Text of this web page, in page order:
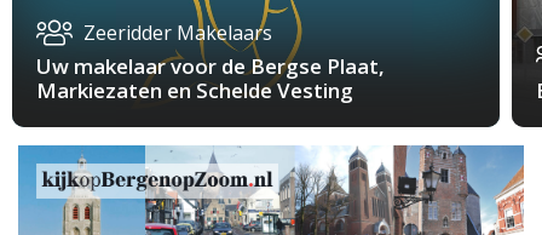
Zeeridder Makelaars
Uw makelaar voor de Bergse Plaat,
Markiezaten en Schelde Vesting